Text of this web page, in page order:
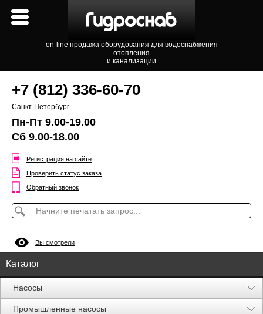
on-line продажа оборудования для водоснабжения
отопления
и канализации
+7 (812) 336-60-70
Санкт-Петербург
Пн-Пт 9.00-19.00
Сб 9.00-18.00
Регистрация на сайте
Проверить статус заказа
Обратный звонок
Вы смотрели
Каталог
Насосы
Промышленные насосы